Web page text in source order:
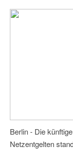
Berlin - Die
Netzentgelten